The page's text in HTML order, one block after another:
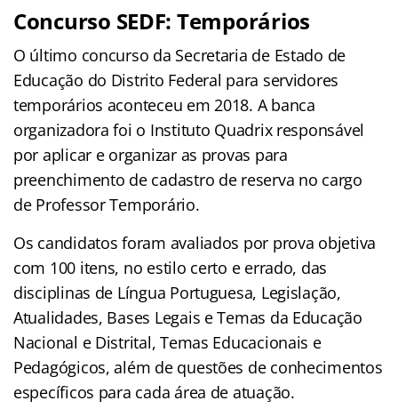
Concurso SEDF: Temporários
O último concurso da Secretaria de Estado de
Educação do Distrito Federal para servidores
temporários aconteceu em 2018. A banca
organizadora foi o Instituto Quadrix responsável
por aplicar e organizar as provas para
preenchimento de cadastro de reserva no cargo
de Professor Temporário.
Os candidatos foram avaliados por prova objetiva
com 100 itens, no estilo certo e errado, das
disciplinas de Língua Portuguesa, Legislação,
Atualidades, Bases Legais e Temas da Educação
Nacional e Distrital, Temas Educacionais e
Pedagógicos, além de questões de conhecimentos
específicos para cada área de atuação.